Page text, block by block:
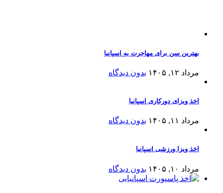
بهترین سن برای مهاجرت به اسپانیا
مرداد ۱۲, ۱۴۰۵ بدون دیدگاه
اخذ ویزای دورکاری اسپانیا
مرداد ۱۱, ۱۴۰۵ بدون دیدگاه
اخذ ویزا ورزشی اسپانیا
مرداد ۱۰, ۱۴۰۵ بدون دیدگاه